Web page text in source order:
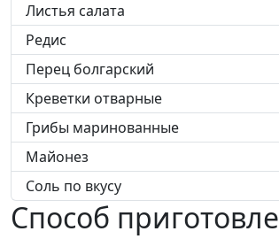
Листья салата
Редис
Перец болгарский
Креветки отварные
Грибы маринованные
Майонез
Соль по вкусу
Способ